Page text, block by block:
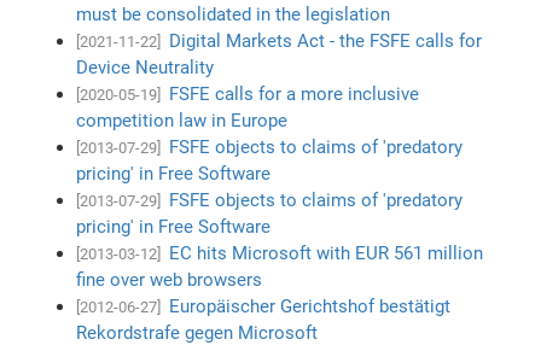
must be consolidated in the legislation
[2021-11-22]
Digital Markets Act - the FSFE calls for
Device Neutrality
[2020-05-19]
FSFE calls for a more inclusive
competition law in Europe
[2013-07-29]
FSFE objects to claims of 'predatory
pricing' in Free Software
[2013-07-29]
FSFE objects to claims of 'predatory
pricing' in Free Software
[2013-03-12]
EC hits Microsoft with EUR 561 million
fine over web browsers
[2012-06-27]
Europäischer Gerichtshof bestätigt
Rekordstrafe gegen Microsoft